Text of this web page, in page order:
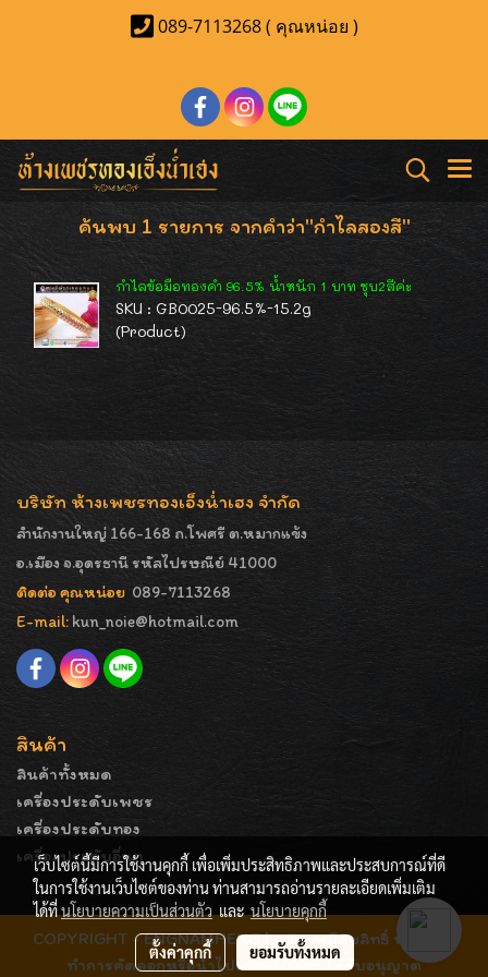
089-7113268 ( คุณหน่อย )
ค้นพบ 1 รายการ จากคำว่า"กำไลสองสี"
กำไลข้อมือทองคำ 96.5% น้ำหนัก 1 บาท ชุบ2สีค่ะ
SKU : GB0025-96.5%-15.2g
(Product)
บริษัท ห้างเพชรทองเอ็งน่ำเฮง จำกัด
สำนักงานใหญ่ 166-168 ถ.โพศรี ต.หมากแข้ง
อ.เมือง จ.อุดรธานี รหัสไปรษณีย์ 41000
ติดต่อ คุณหน่อย 089-7113268
E-mail: kun_noie@hotmail.com
สินค้า
สินค้าทั้งหมด
เครื่องประดับเพชร
เครื่องประดับทอง
เครื่องประดับอื่นๆ
COPYRIGHT - ENGNAMHENG | รูปภาพมีลิขสิทธิ์ ห้ามมิให้
ทำการคัดลอกหรือนำไปเผยแพร่ก่อนได้รับอนุญาต
เว็บไซต์นี้มีการใช้งานคุกกี้ เพื่อเพิ่มประสิทธิภาพและประสบการณ์ที่ดี
ในการใช้งานเว็บไซต์ของท่าน ท่านสามารถอ่านรายละเอียดเพิ่มเติม
ได้ที่นโยบายความเป็นส่วนตัวและนโยบายคุกกี้
ตั้งค่าคุกกี้ ยอมรับทั้งหมด